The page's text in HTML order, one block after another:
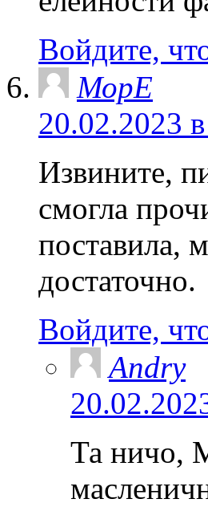
Войдите,
МорЕ
20.02.2023
Извините,
смогла
поставила,
достаточно.
Войдите,
Andry
Та ничо,